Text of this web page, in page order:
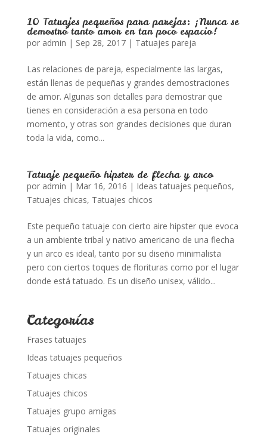
10 Tatuajes pequeños para parejas: ¡Nunca se
demostró tanto amor en tan poco espacio!
por admin | Sep 28, 2017| Tatuajes pareja
Las relaciones de pareja, especialmente las largas,
están llenas de pequeñas y grandes demostraciones
de amor. Algunas son detalles para demostrar que
tienes en consideración a esa persona en todo
momento, y otras son grandes decisiones que duran
toda la vida, como...
Tatuaje pequeño hipster de flecha y arco
por admin | Mar 16, 2016 | Ideas tatuajes pequeños,
Tatuajes chicas, Tatuajes chicos
Este pequeño tatuaje con cierto aire hipster que evoca
a un ambiente tribal y nativo americano de una flecha
y un arco es ideal, tanto por su diseño minimalista
pero con ciertos toques de florituras como por el lugar
donde está tatuado. Es un diseño unisex, válido...
Categorías
Frases tatuajes
Ideas tatuajes pequeños
Tatuajes chicas
Tatuajes chicos
Tatuajes grupo amigas
Tatuajes originales